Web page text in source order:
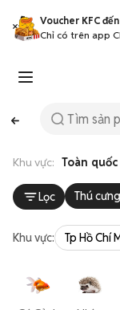
Voucher KFC
Chỉ có trên app
Khu vực: Toàn quốc
Lọc Thú
Khu vực: Tp Hồ Chí